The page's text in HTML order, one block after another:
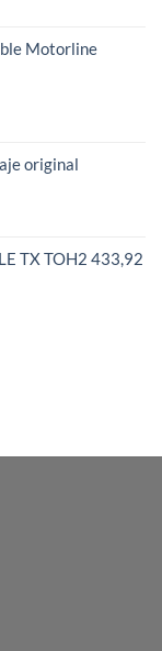
Motorline
original
TX TOH2 433,92